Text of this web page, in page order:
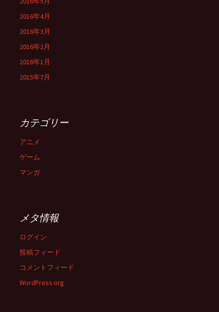
2016年4月
2016年3月
2016年2月
2016年1月
2015年7月
カテゴリー
アニメ
ゲーム
マンガ
メタ情報
ログイン
投稿フィード
コメントフィード
WordPress.org